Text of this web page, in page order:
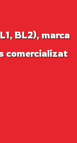
BL2), marca
comercializat